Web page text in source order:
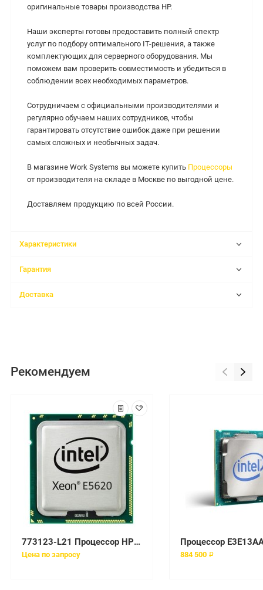
оригинальные товары производства HP.
Наши эксперты готовы предоставить полный спектр
услуг по подбору оптимального IT-решения, а также
комплектующих для серверного оборудования. Мы
поможем вам проверить совместимость и убедиться в
соблюдении всех необходимых параметров.
Сотрудничаем с официальными производителями и
регулярно обучаем наших сотрудников, чтобы
гарантировать отсутствие ошибок даже при решении
самых сложных и необычных задач.
В магазине Work Systems вы можете купить Процессоры
от производителя на складе в Москве по выгодной цене.
Доставляем продукцию по всей России.
Характеристики
Гарантия
Доставка
Рекомендуем
773123-L21 Процессор HP BL460c Gen9 Intel Xeon E5-2667v3
Цена по запросу 884 500 ₽